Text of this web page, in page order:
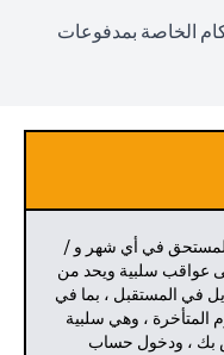
الخاصة بمدفوعات
المستحق في أي شهر و /
عواقب سلبية ويحد من
في المستقبل ، بما في
المتأخرة ، وهي سلبية
بك ، ودخول حساب